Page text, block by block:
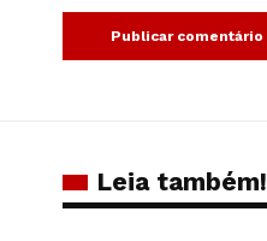
Leia também!